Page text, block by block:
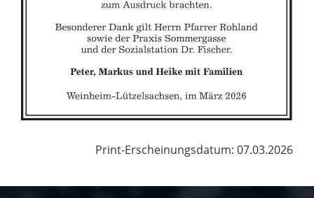
Print-Erscheinungsdatum: 07.03.2026